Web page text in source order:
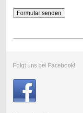
Folgt uns bei Facebook!